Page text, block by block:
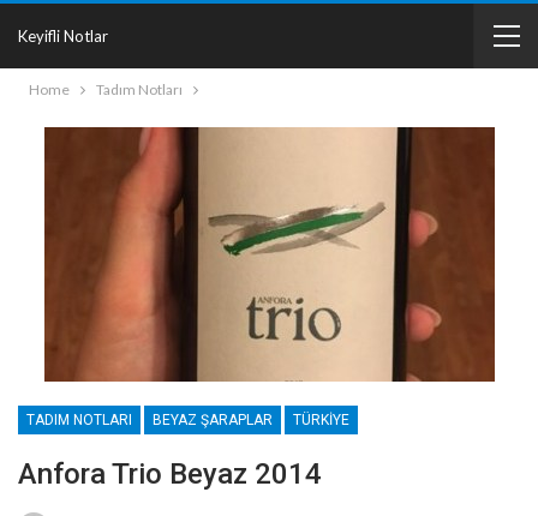
Keyifli Notlar
Home Tadım Notları
TADIM NOTLARI BEYAZ ŞARAPLAR TÜRKIYE
Anfora Trio Beyaz 2014